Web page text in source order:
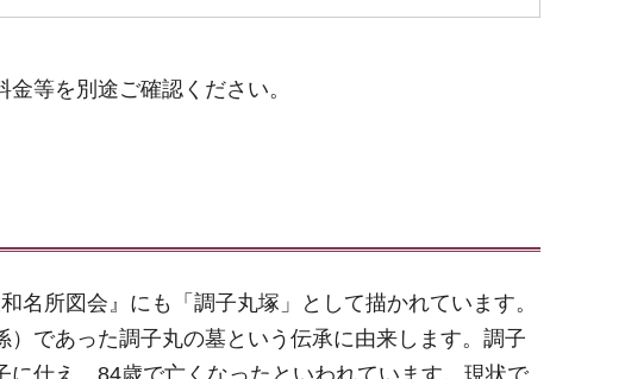
等を別途ご確認ください。
名所図会』にも「調子丸塚」として描かれています。
であった調子丸の墓という伝承に由来します。調子